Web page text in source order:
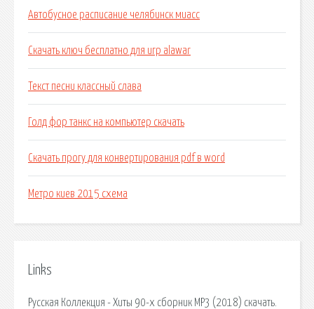
Автобусное расписание челябинск миасс
Скачать ключ бесплатно для игр alawar
Текст песни классный слава
Голд фор танкс на компьютер скачать
Скачать прогу для конвертирования pdf в word
Метро киев 2015 схема
Links
Русская Коллекция - Хиты 90-х сборник MP3 (2018) скачать.